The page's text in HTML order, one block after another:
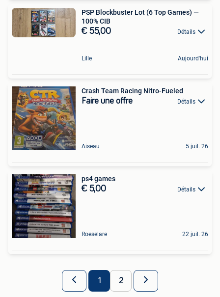
PSP Blockbuster Lot (6 Top Games) —
100% CIB
€ 55,00 Détails
Lille Aujourd'hui
Crash Team Racing Nitro-Fueled
Faire une offre Détails
Aiseau 5 juil. 26
ps4 games
€ 5,00 Détails
Roeselare 22 juil. 26
1 2